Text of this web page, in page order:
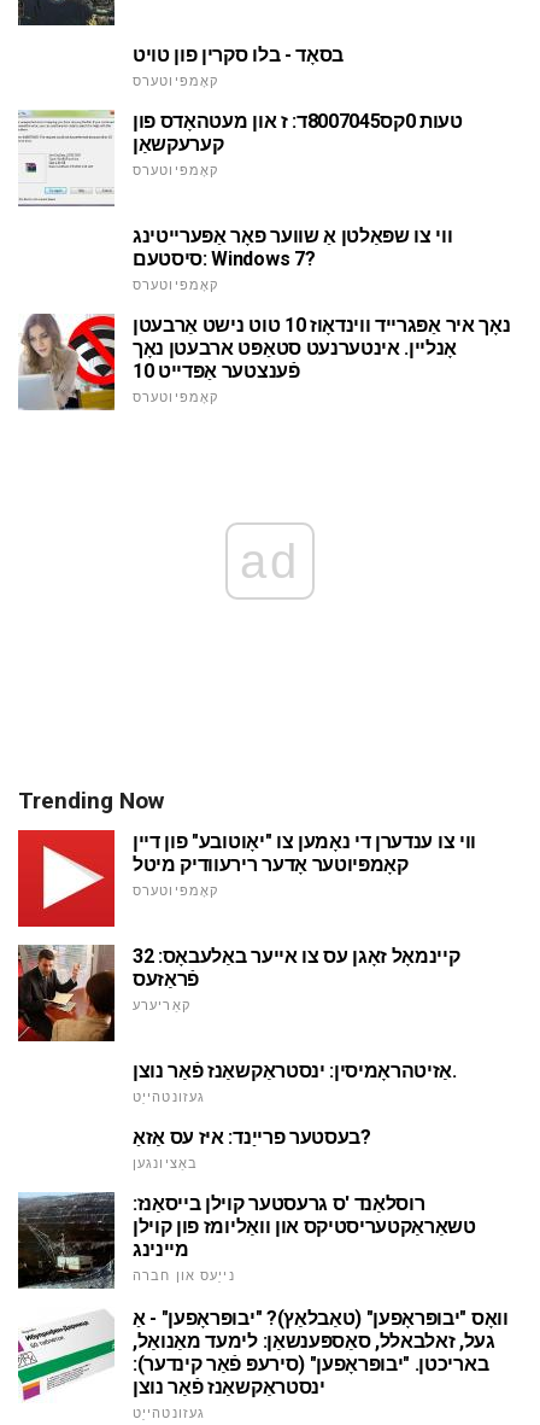
בסאָד - בלו סקרין פון טויט
קאָמפּיוטערס
טעות 0קס8007045ד: ז און מעטהאָדס פון
קערעקשאַן
קאָמפּיוטערס
ווי צו שפּאַלטן אַ שווער פאָר אַפּערייטינג
סיסטעם: Windows 7?
קאָמפּיוטערס
נאָך איר אַפּגרייד ווינדאָוז 10 טוט נישט אַרבעטן
אָנליין. אינטערנעט סטאַפּט ארבעטן נאָך
פֿענצטער אַפּדייט 10
קאָמפּיוטערס
ad
Trending Now
ווי צו ענדערן די נאָמען צו "יאָוטובע" פון דיין
קאָמפּיוטער אָדער רירעוודיק מיטל
קאָמפּיוטערס
קיינמאָל זאָגן עס צו אייער באַלעבאָס: 32
פֿראַזעס
קאַריערע
אַזיטהראָמיסין: ינסטראַקשאַנז פֿאַר נוצן.
געזונטהייַט
בעסטער פרייַנד: איז עס אַזאַ?
באַציונגען
רוסלאַנד 'ס גרעסטער קוילן בייסאַנז:
טשאַראַקטעריסטיקס און וואַליומז פון קוילן
מיינינג
נייַעס און חברה
וואָס "יבופּראָפען" (טאַבלאַץ)? "יבופּראָפען" - אַ
געל, זאלבאלל, סאַספּענשאַן: לימעד מאַנואַל,
באריכטן. "יבופּראָפען" (סירעפּ פֿאַר קינדער):
ינסטראַקשאַנז פֿאַר נוצן
געזונטהייַט